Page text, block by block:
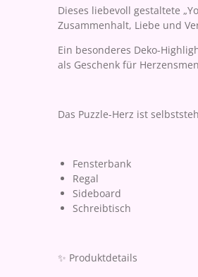
Dieses liebevoll gestaltete
Zusammenhalt, Liebe und
Ein besonderes Deko-
als Geschenk für
Das Puzzle-Herz ist
Fensterbank
Regal
Sideboard
Schreibtisch
✨ Produktdetails